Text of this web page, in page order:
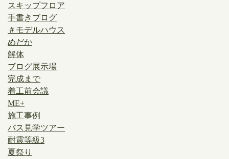
スキップフロア
手書きブログ
＃モデルハウス
めだか
解体
ブログ展示場
完成まで
着工前会議
ME+
施工事例
バス見学ツアー
耐震等級3
夏祭り